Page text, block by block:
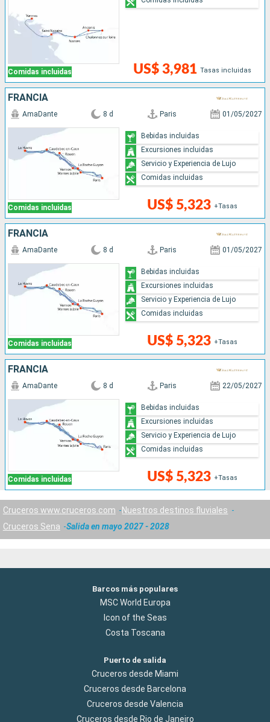
Comidas incluidas US$ 3,981 Tasas incluidas
FRANCIA
Comidas incluidas
AmaDante 8 d Paris 01/05/2027
US$ 5,323 +Tasas
Bebidas incluidas
Excursiones incluidas
Servicio y Experiencia de Lujo
Comidas incluidas
FRANCIA
Comidas incluidas
AmaDante 8 d Paris 01/05/2027
US$ 5,323 +Tasas
Bebidas incluidas
Excursiones incluidas
Servicio y Experiencia de Lujo
Comidas incluidas
FRANCIA
Comidas incluidas
AmaDante 8 d Paris 22/05/2027
US$ 5,323 +Tasas
Bebidas incluidas
Excursiones incluidas
Servicio y Experiencia de Lujo
Comidas incluidas
Cruceros www.cruceros.com
Nuestros destinos fluviales
Cruceros Sena
Salida en mayo 2027 - 2028
Barcos más populares
MSC World Europa
Icon of the Seas
Costa Toscana
Puerto de salida
Cruceros desde Miami
Cruceros desde Barcelona
Cruceros desde Valencia
Cruceros desde Rio de Janeiro